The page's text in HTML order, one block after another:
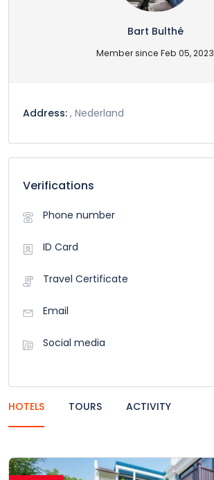
Bart Bulthé
Member since Feb 05, 2023
Address: , Nederland
Verifications
Phone number
ID Card
Travel Certificate
Email
Social media
HOTELS TOURS ACTIVITY